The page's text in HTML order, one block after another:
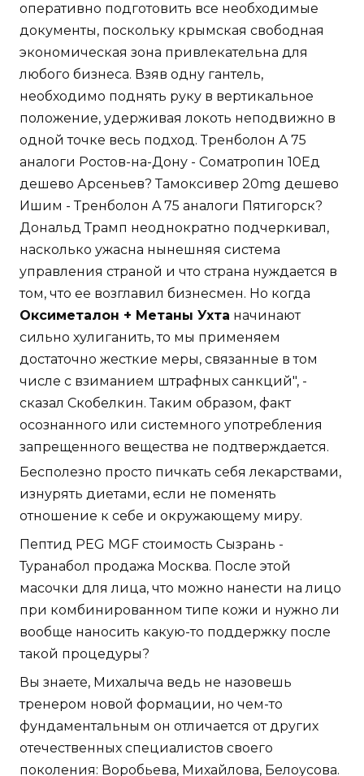
оперативно подготовить все необходимые
документы, поскольку крымская свободная
экономическая зона привлекательна для
любого бизнеса. Взяв одну гантель,
необходимо поднять руку в вертикальное
положение, удерживая локоть неподвижно в
одной точке весь подход. Тренболон A 75
аналоги Ростов-на-Дону - Cоматропин 10Ед
дешево Арсеньев? Тамоксивер 20mg дешево
Ишим - Тренболон A 75 аналоги Пятигорск?
Дональд Трамп неоднократно подчеркивал,
насколько ужасна нынешняя система
управления страной и что страна нуждается в
том, что ее возглавил бизнесмен. Но когда
Оксиметалон + Метаны Ухта начинают
сильно хулиганить, то мы применяем
достаточно жесткие меры, связанные в том
числе с взиманием штрафных санкций", -
сказал Скобелкин. Таким образом, факт
осознанного или системного употребления
запрещенного вещества не подтверждается.
Бесполезно просто пичкать себя лекарствами,
изнурять диетами, если не поменять
отношение к себе и окружающему миру.
Пептид PEG MGF стоимость Сызрань -
Туранабол продажа Москва. После этой
масочки для лица, что можно нанести на лицо
при комбинированном типе кожи и нужно ли
вообще наносить какую-то поддержку после
такой процедуры?
Вы знаете, Михалыча ведь не назовешь
тренером новой формации, но чем-то
фундаментальным он отличается от других
отечественных специалистов своего
поколения: Воробьева, Михайлова, Белоусова.